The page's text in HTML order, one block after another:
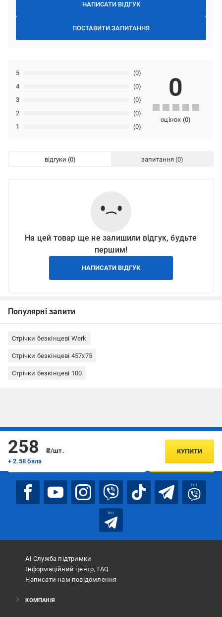
НАПИСАТИ ВІДГУК
ПОСТАВИТИ ЗАПИТАННЯ
1 (0)
2 (0)
3 (0)
4 (0)
5 (0)
0
оцінок (0)
відгуки запитання
На цей товар ще не залишили відгук, будьте
першим!
НАПИСАТИ ВІДГУК
Популярні запити
Стрічки безкінцеві Werk
Стрічки безкінцеві 457x75
Стрічки безкінцеві 100
258
₴/шт.
+ 2.58 бала
КУПИТИ
Підписуйтесь, щоб дізнаватись першим про акції та пропозиції
ПІДПИСАТИСЯ
bot
bot
АІ Служба підтримки
Інформаційний центр, FAQ
Написати нам повідомлення
КОМПАНІЯ